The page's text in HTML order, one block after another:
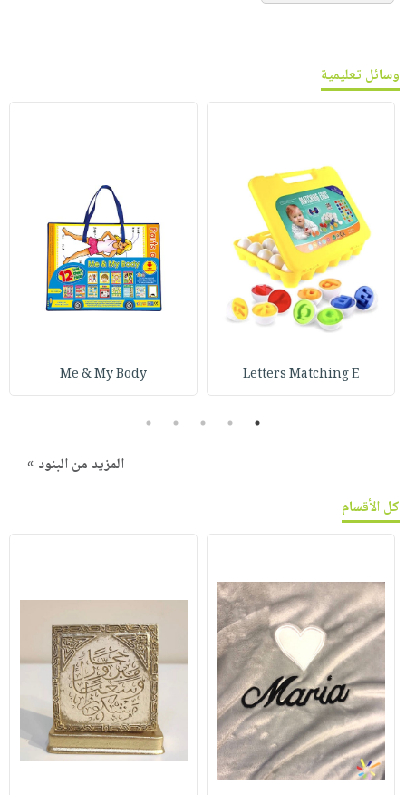
وسائل تعليمية
Letters Matching E
Me & My Body
1
2
3
4
5
المزيد من البنود »
كل الأقسام